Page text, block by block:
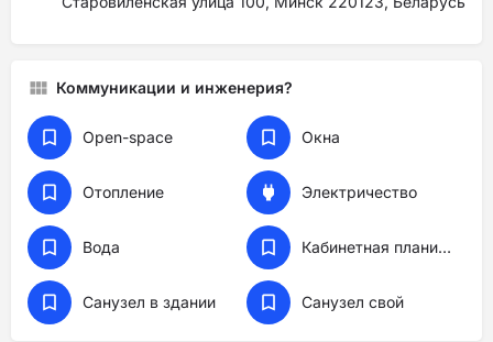
Коммуникации и инженерия?
Open-space Окна
Отопление Электричество
Вода Кабинетная планировка
Санузел в здании Санузел свой